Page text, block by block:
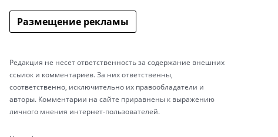
Размещение рекламы
Редакция не несет ответственность за содержание внешних
ссылок и комментариев. За них ответственны,
соответственно, исключительно их правообладатели и
авторы. Комментарии на сайте приравнены к выражению
личного мнения интернет-пользователей.